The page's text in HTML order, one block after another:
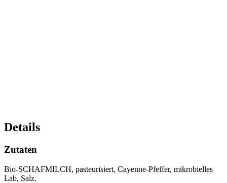
Details
Zutaten
Bio-SCHAFMILCH, pasteurisiert, Cayenne-Pfeffer, mikrobielles
Lab, Salz.